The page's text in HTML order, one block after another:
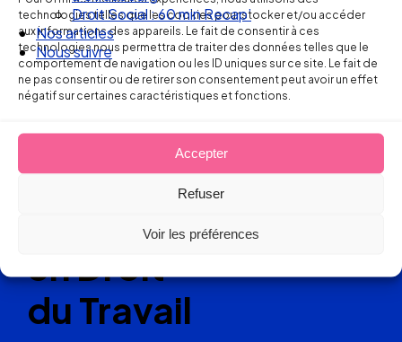
technologies telles que les cookies pour stocker et/ou accéder
aux informations des appareils. Le fait de consentir à ces
technologies nous permettra de traiter des données telles que le
comportement de navigation ou les ID uniques sur ce site. Le fait de
ne pas consentir ou de retirer son consentement peut avoir un effet
négatif sur certaines caractéristiques et fonctions.
Accepter
Refuser
Voir les préférences
Droit Social : 60 min Recap’
Nos articles
Nous suivre
Ellipse Avocats
Réseau
de cabinets
d’avocats
experts
en Droit
du Travail